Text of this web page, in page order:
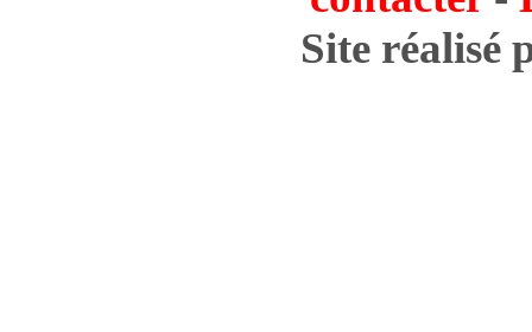
Site réalisé